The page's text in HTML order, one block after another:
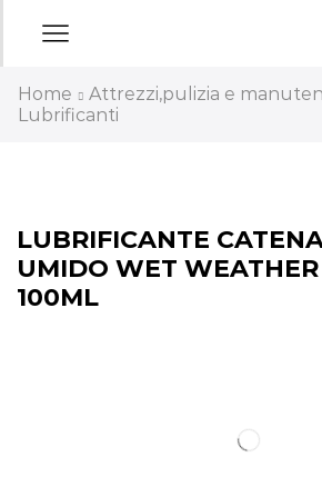
Home
Attrezzi,pulizia e
Lubrificanti
LUBRIFICANTE
UMIDO WET
100ML